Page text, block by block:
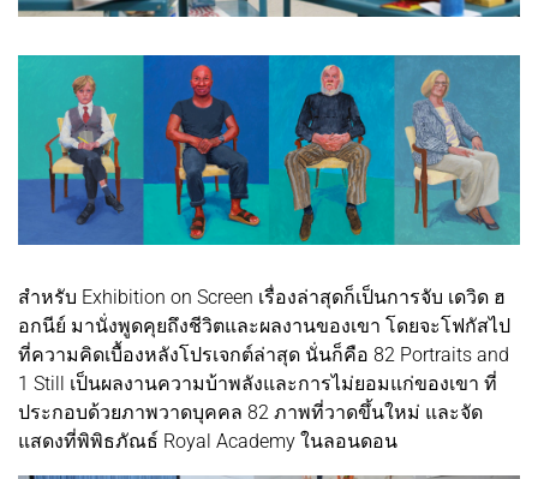
สำหรับ Exhibition on Screen เรื่องล่าสุดก็เป็นการจับ เดวิด ฮ
อกนีย์ มานั่งพูดคุยถึงชีวิตและผลงานของเขา โดยจะโฟกัสไป
ที่ความคิดเบื้องหลังโปรเจกต์ล่าสุด นั่นก็คือ 82 Portraits and
1 Still เป็นผลงานความบ้าพลังและการไม่ยอมแก่ของเขา ที่
ประกอบด้วยภาพวาดบุคคล 82 ภาพที่วาดขึ้นใหม่ และจัด
แสดงที่พิพิธภัณธ์ Royal Academy ในลอนดอน